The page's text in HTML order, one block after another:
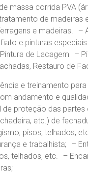
massa corrida PVA
de madeiras
e madeiras. –
e pinturas
de Lacagem –
Restauro de
e treinamento
andamento e
proteção das partes
etc.) de
pisos, telhados,
e trabalhista; –
telhados, etc. –